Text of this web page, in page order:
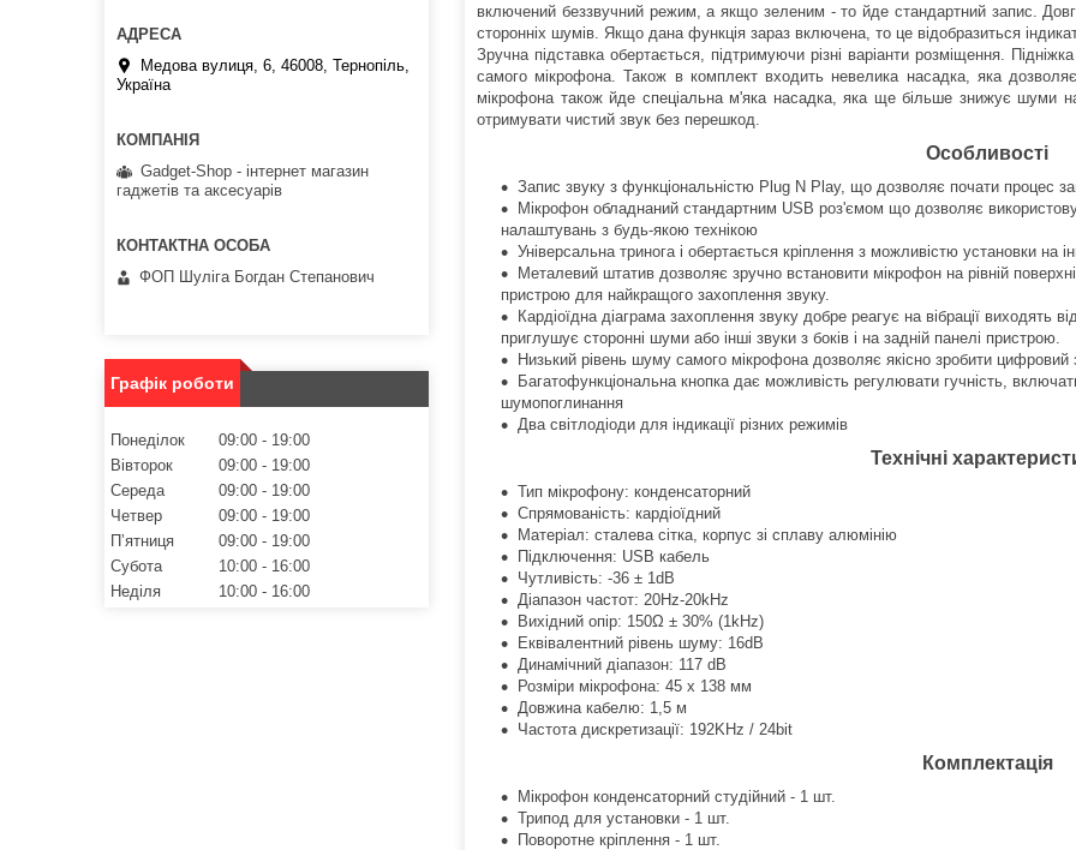
включений беззвучний режим, а якщо зеленим - то йде стандартний запис.
сторонніх шумів. Якщо дана функція зараз включена, то це відобразиться
Зручна підставка обертається, підтримуючи різні варіанти розміщення.
самого мікрофона. Також в комплект входить невелика насадка, яка
мікрофона також йде спеціальна м'яка насадка, яка ще більше знижує шуми
отримувати чистий звук без перешкод.
Особливості
Запис звуку з функціональністю Plug N Play, що дозволяє почати процес
Мікрофон обладнаний стандартним USB роз'ємом що дозволяє
налаштувань з будь-якою технікою
Універсальна тринога і обертається кріплення з можливістю установки на
Металевий штатив дозволяє зручно встановити мікрофон на рівній
пристрою для найкращого захоплення звуку.
Кардіоїдна діаграма захоплення звуку добре реагує на вібрації виходять
приглушує сторонні шуми або інші звуки з боків і на задній панелі пристрою.
Низький рівень шуму самого мікрофона дозволяє якісно зробити цифровий
Багатофункціональна кнопка дає можливість регулювати гучність,
шумопоглинання
Два світлодіоди для індикації різних режимів
Технічні
Тип мікрофону: конденсаторний
Спрямованість: кардіоїдний
Матеріал: сталева сітка, корпус зі сплаву алюмінію
Підключення: USB кабель
Чутливість: -36 ± 1dB
Діапазон частот: 20Hz-20kHz
Вихідний опір: 150Ω ± 30% (1kHz)
Еквівалентний рівень шуму: 16dB
Динамічний діапазон: 117 dB
Розміри мікрофона: 45 х 138 мм
Довжина кабелю: 1,5 м
Частота дискретизації: 192KHz / 24bit
Комплектація
Мікрофон конденсаторний студійний - 1 шт.
Трипод для установки - 1 шт.
Поворотне кріплення - 1 шт.
Медова вулиця, 6, 46008, Тернопіль,
Україна
Gadget-Shop - інтернет магазин
гаджетів та аксесуарів
ФОП Шуліга Богдан Степанович
Графік роботи
Понеділок 09:00
19:00
Вівторок
09:00
19:00
Середа
09:00
19:00
Четвер
09:00
19:00
Пʼятниця
09:00
19:00
Субота
10:00
16:00
Неділя
10:00 16:00